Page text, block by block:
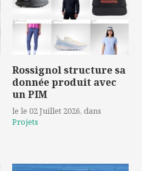
Rossignol structure sa
donnée produit avec
un PIM
le le 02 Juillet 2026, dans
Projets